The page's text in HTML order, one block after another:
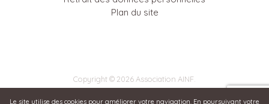
Plan du site
Copyright © 2026 Association AINF.
Le site utilise des cookies pour améliorer votre navigation. En poursuivant votre